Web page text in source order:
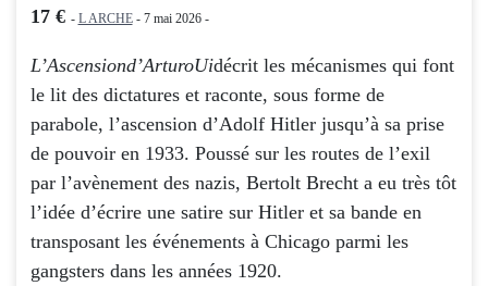
17 € - L ARCHE- 7 mai 2026 -
L’Ascensiond’ArturoUidécrit les mécanismes qui font
le lit des dictatures et raconte, sous forme de
parabole, l’ascension d’Adolf Hitler jusqu’à sa prise
de pouvoir en 1933. Poussé sur les routes de l’exil
par l’avènement des nazis, Bertolt Brecht a eu très tôt
l’idée d’écrire une satire sur Hitler et sa bande en
transposant les événements à Chicago parmi les
gangsters dans les années 1920.